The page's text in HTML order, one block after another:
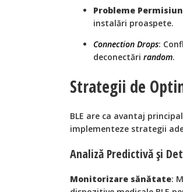
Probleme
instalări proaspete.
Connection Drops:
deconectări random.
Strategii de
BLE are ca avantaj
implementeze strategii
Analiză Predictivă și
Monitorizare sănătate: